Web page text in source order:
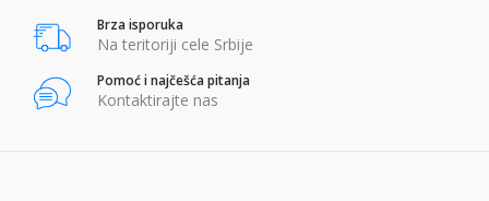
Brza isporuka
Na teritoriji cele Srbije
Pomoć i najčešća pitanja
Kontaktirajte nas